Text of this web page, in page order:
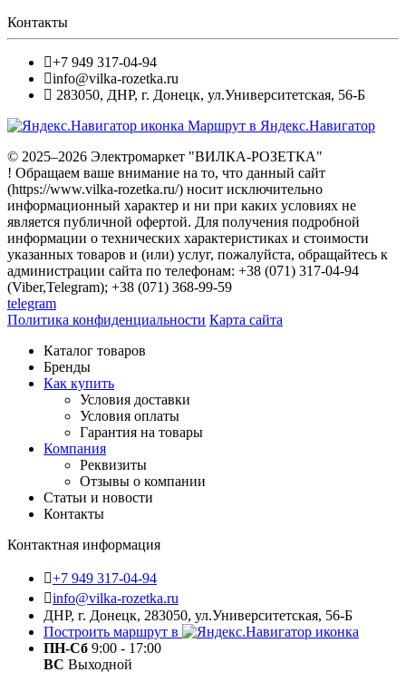
Контакты
+7 949 317-04-94
info@vilka-rozetka.ru
283050, ДНР, г. Донецк, ул.Университетская, 56-Б
Маршрут в Яндекс.Навигатор
© 2025–2026 Электромаркет "ВИЛКА-РОЗЕТКА"
! Обращаем ваше внимание на то, что данный сайт
(https://www.vilka-rozetka.ru/) носит исключительно
информационный характер и ни при каких условиях не
является публичной офертой. Для получения подробной
информации о технических характеристиках и стоимости
указанных товаров и (или) услуг, пожалуйста, обращайтесь к
администрации сайта по телефонам: +38 (071) 317-04-94
(Viber,Telegram); +38 (071) 368-99-59
telegram
Политика конфиденциальности Карта сайта
Каталог товаров
Бренды
Как купить
Условия доставки
Условия оплаты
Гарантия на товары
Компания
Реквизиты
Отзывы о компании
Статьи и новости
Контакты
Контактная информация
+7 949 317-04-94
info@vilka-rozetka.ru
ДНР, г. Донецк, 283050, ул.Университетская, 56-Б
Построить маршрут в
ПН-Сб 9:00 - 17:00
ВС Выходной